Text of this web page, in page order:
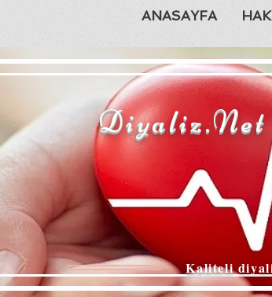
ANASAYFA
Diyaliz.Net
Kaliteli